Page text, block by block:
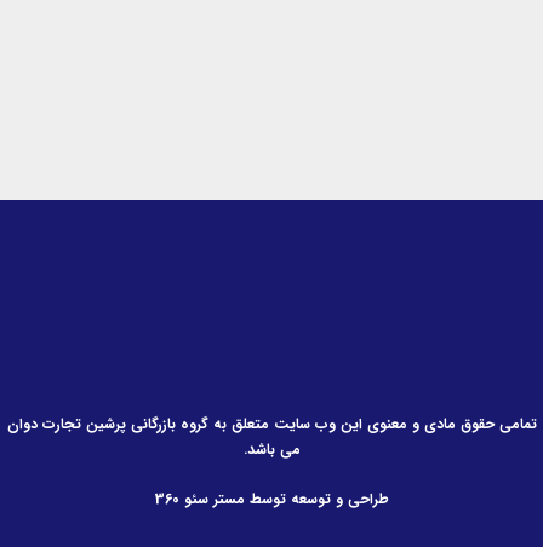
تمامی حقوق مادی و معنوی این وب سایت متعلق به گروه بازرگانی پرشین تجارت دوان
می باشد.
طراحی و توسعه توسط مستر سئو 360